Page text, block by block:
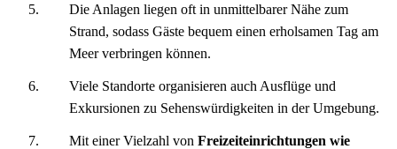
Die Anlagen liegen oft in unmittelbarer Nähe zum
Strand, sodass Gäste bequem einen erholsamen Tag am
Meer verbringen können.
Viele Standorte organisieren auch Ausflüge und
Exkursionen zu Sehenswürdigkeiten in der Umgebung.
Mit einer Vielzahl von Freizeiteinrichtungen wie